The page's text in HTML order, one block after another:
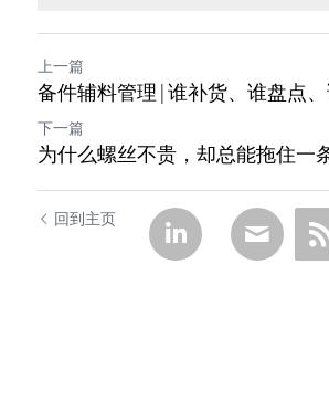
上一篇
备件辅料管理|谁补货、谁盘点、
下一篇
为什么螺丝不贵，却总能拖住一
回到主页